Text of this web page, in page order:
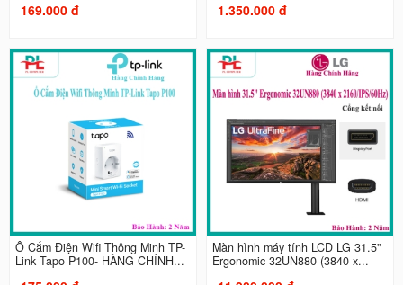
169.000 đ 1.350.000 đ
Ổ Cắm Điện Wifi Thông Minh TP-
Link Tapo P100- HÀNG CHÍNH...
Màn hình máy tính LCD LG 31.5"
Ergonomic 32UN880 (3840 x...